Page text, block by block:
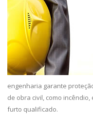
engenharia garante
de obra civil, como
furto qualificado.